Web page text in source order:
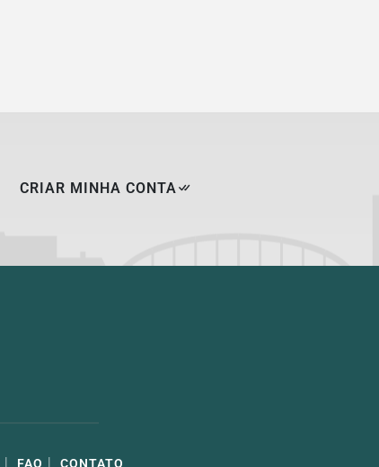
CRIAR MINHA CONTA
| FAQ | CONTATO